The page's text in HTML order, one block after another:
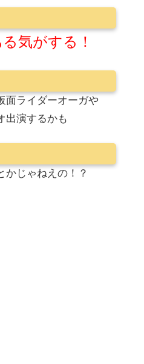
気がする！
面ライダーオーガや
出演するかも
かじゃねえの！？